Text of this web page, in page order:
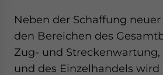
Neben der Schaffung
den Bereichen des
Zug- und Streckenwartung,
und des Einzelhandels wird